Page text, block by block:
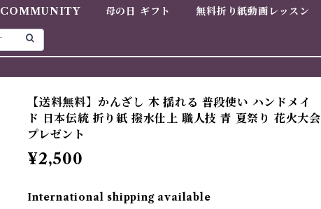
COMMUNITY 母の日 ギフト 無料折り紙動画レッスン
【送料無料】かんざし 木 揺れる 普段使い ハンドメイ
ド 日本伝統 折り紙 撥水仕上 職人技 青 夏祭り 花火大会
プレゼント
¥2,500
International shipping available